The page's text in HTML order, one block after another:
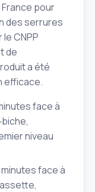
pour
des serrures
CNPP
de
a été
efficace.
face à
niveau
face à